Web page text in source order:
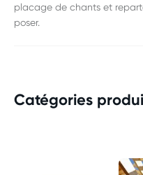
placage de chants et
poser.
Catégories